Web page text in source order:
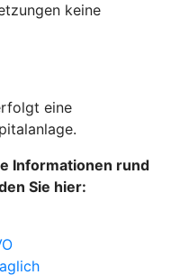
keine
eine
Informationen rund
Sie hier: